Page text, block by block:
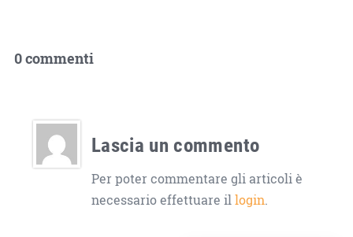
0 commenti
Lascia un commento
Per poter commentare gli articoli è
necessario effettuare illogin.